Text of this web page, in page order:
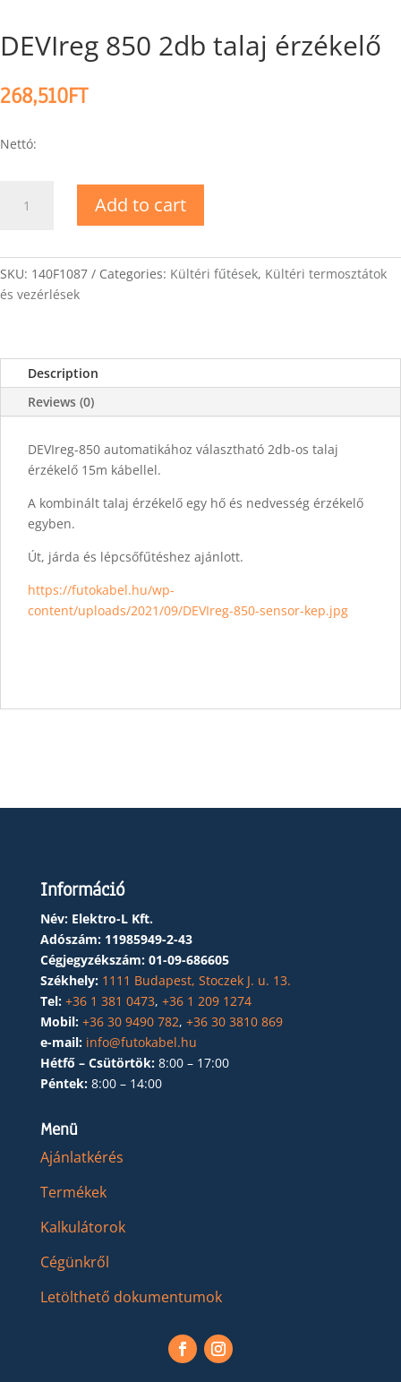
DEVIreg 850 2db talaj érzékelő
268,510FT
Nettó:
érzékelő
quantity
Add to cart
SKU: 140F1087 Categories: Kültéri fűtések, Kültéri termosztátok
és vezérlések
Description
Reviews (0)
DEVIreg-850 automatikához választható 2db-os talaj
érzékelő 15m kábellel.
A kombinált talaj érzékelő egy hő és nedvesség érzékelő
egyben.
Út, járda és lépcsőfűtéshez ajánlott.
https://futokabel.hu/wp-
content/uploads/2021/09/DEVIreg-850-sensor-kep.jpg
Információ
Név: Elektro-L Kft.
Adószám: 11985949-2-43
Cégjegyzékszám: 01-09-686605
Székhely: 1111 Budapest, Stoczek J. u. 13.
Tel: +36 1 381 0473, +36 1 209 1274
Mobil: +36 30 9490 782, +36 30 3810 869
e-mail: info@futokabel.hu
Hétfő – Csütörtök: 8:00 – 17:00
Péntek: 8:00 – 14:00
Menü
Ajánlatkérés
Termékek
Kalkulátorok
Cégünkről
Letölthető dokumentumok